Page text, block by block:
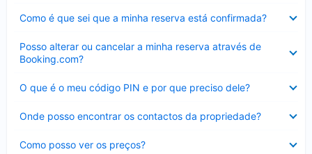
Como é que sei que a minha reserva está confirmada?
fechado
Posso alterar ou cancelar a minha reserva através de
Booking.com?
fechado
O que é o meu código PIN e por que preciso dele?
fechado
Onde posso encontrar os contactos da propriedade?
fechado
Como posso ver os preços?
fechado